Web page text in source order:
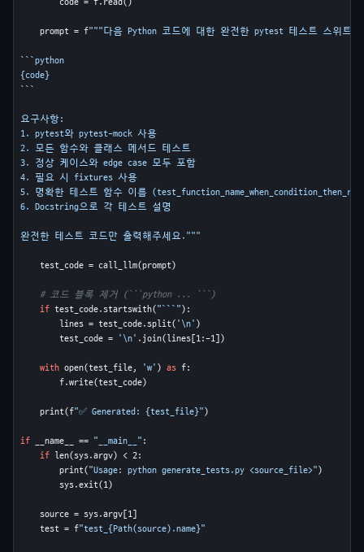
        code = f.read()
    prompt = f
"""다음 Python 코드에 대한 완전한 pytest 테스트 스위트
```python
{code}
```
요구사항:
1. pytest와 pytest-mock 사용
2. 모든 함수와 클래스 메서드 테스트
3. 정상 케이스와 edge case 모두 포함
4. 필요 시 fixtures 사용
5. 명확한 테스트 함수 이름
6. Docstring으로 각 테스트 설명
완전한 테스트 코드만 출력해주세요."""
    test_code = call_llm(prompt)
# 코드 블록 제거 (```python ... ```)
if test_code.startswith( "```" ):
        lines = test_code.split(
'\n' )
        test_code =
'\n' .join(lines[1:-1])
with open(test_file, 'w' ) as f:
        f.write(test_code)
    print(f
"✅ Generated: {test_file}" )
if __name__ == "__main__" :
if len(sys.argv) < 2:
        print(
"Usage: python generate_tests.py <source_file>" )
        sys.exit(1)
    source = sys.argv[1]
    test = f
"test_{Path(source).name}"